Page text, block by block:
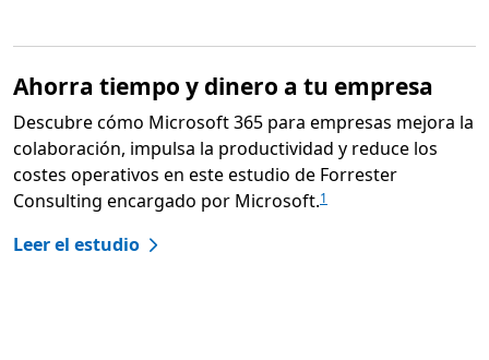
Ahorra tiempo y dinero a tu empresa
Descubre cómo Microsoft 365 para empresas mejora la
colaboración, impulsa la productividad y reduce los
costes operativos en este estudio de Forrester
Consulting encargado por Microsoft.1
Leer el estudio